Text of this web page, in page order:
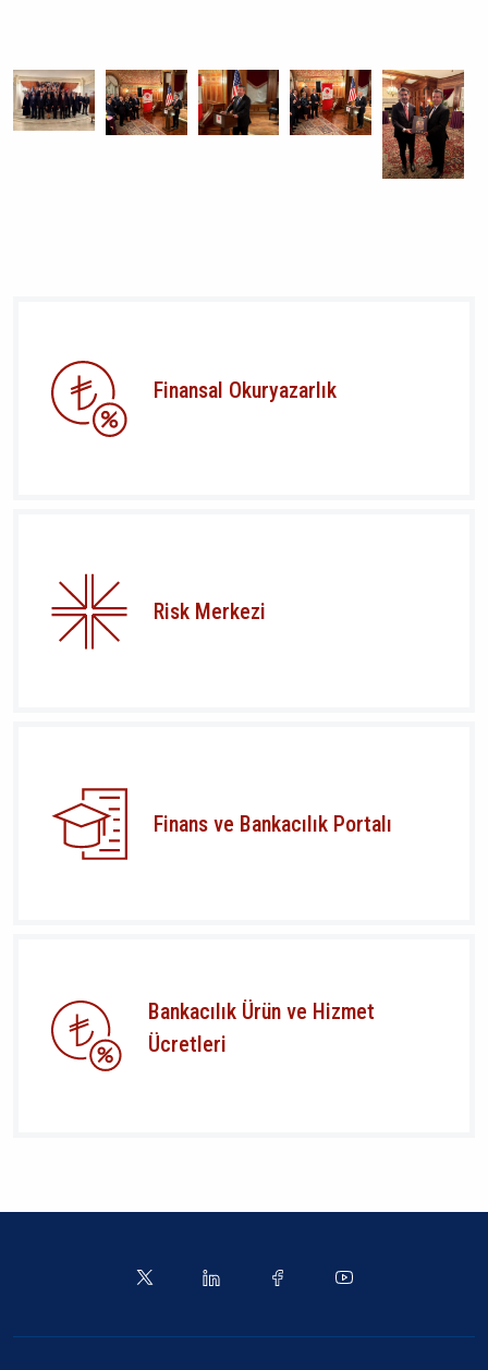
Finansal Okuryazarlık
Risk Merkezi
Finans ve Bankacılık Portalı
Bankacılık Ürün ve Hizmet
Ücretleri